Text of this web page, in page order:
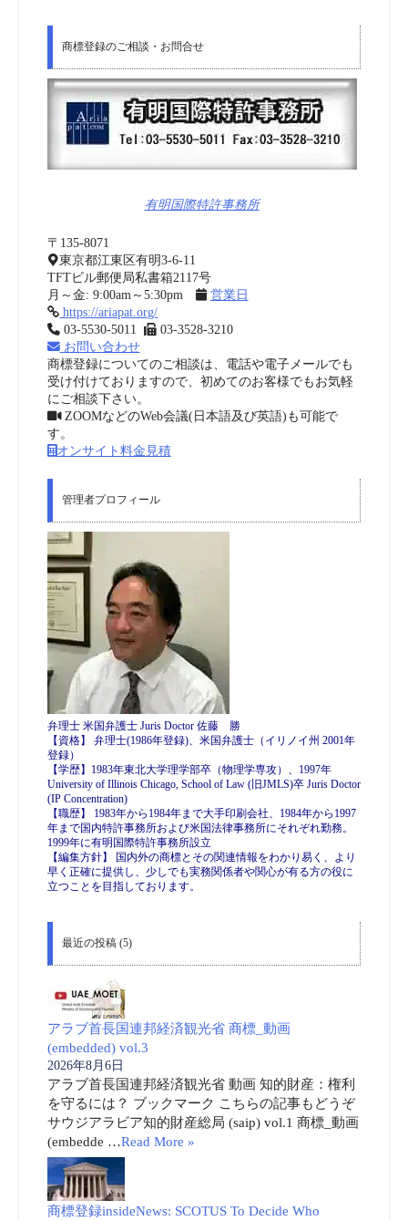
商標登録のご相談・お問合せ
有明国際特許事務所
〒135-8071
東京都江東区有明3-6-11
TFTビル郵便局私書箱2117号
月～金: 9:00am～5:30pm
営業日
https://ariapat.org/
03-5530-5011
03-3528-3210
お問い合わせ
商標登録についてのご相談は、電話や電子メールでも
受け付けておりますので、初めてのお客様でもお気軽
にご相談下さい。
ZOOMなどのWeb会議(日本語及び英語)も可能で
す。
オンサイト料金見積
管理者プロフィール
弁理士 米国弁護士 Juris Doctor 佐藤 勝
【資格】 弁理士(1986年登録)、米国弁護士（イリノイ州 2001年
登録）
【学歴】1983年東北大学理学部卒（物理学専攻）、1997年
University of Illinois Chicago, School of Law (旧JMLS)卒 Juris Doctor
(IP Concentration)
【職歴】 1983年から1984年まで大手印刷会社、1984年から1997
年まで国内特許事務所および米国法律事務所にそれぞれ勤務。
1999年に有明国際特許事務所設立
【編集方針】 国内外の商標とその関連情報をわかり易く、より
早く正確に提供し、少しでも実務関係者や関心が有る方の役に
立つことを目指しております。
最近の投稿 (5)
アラブ首長国連邦経済観光省 商標_動画
(embedded) vol.3
2026年8月6日
アラブ首長国連邦経済観光省 動画 知的財産：権利
を守るには？ ブックマーク こちらの記事もどうぞ
サウジアラビア知的財産総局 (saip) vol.1 商標_動画
(embedde …Read More »
商標登録insideNews: SCOTUS To Decide Who